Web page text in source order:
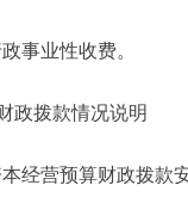
事业性收费。
拨款情况说明
营预算财政拨款